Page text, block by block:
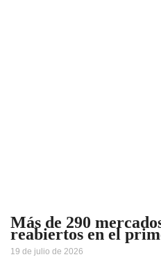
Más de 290
reabiertos en el
19 de julio de 2026